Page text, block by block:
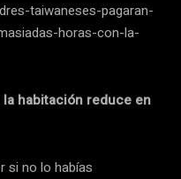
taiwaneses-pagaran-
horas-con-la-
habitación reduce en
si no lo habías